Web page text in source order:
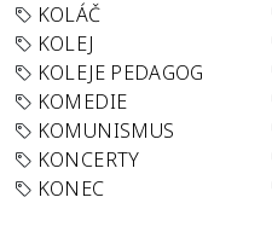
KOLÁČ
KOLEJ
KOLEJE PEDAGOG
KOMEDIE
KOMUNISMUS
KONCERTY
KONEC